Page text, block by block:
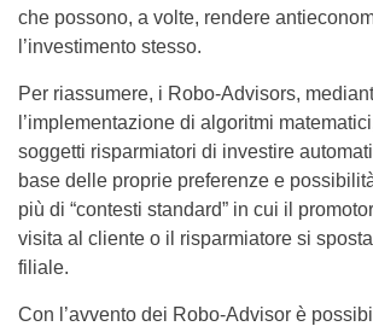
che possono, a volte, rendere
l’investimento stesso.
Per riassumere, i Robo-Advisors,
l’implementazione di algoritmi
soggetti risparmiatori di investire
base delle proprie preferenze e
più di “contesti standard” in cui il
visita al cliente o il risparmiatore si
filiale.
Con l’avvento dei Robo-Advisor è